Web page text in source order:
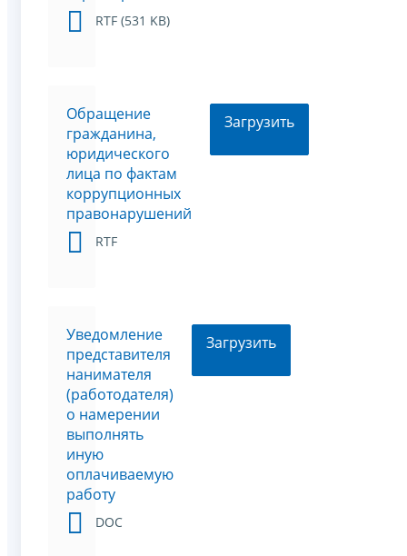
RTF (531 KB)
Обращение
гражданина,
юридического
лица по фактам
коррупционных
правонарушений
RTF
Загрузить
Уведомление
представителя
нанимателя
(работодателя)
о намерении
выполнять
иную
оплачиваемую
работу
DOC
Загрузить